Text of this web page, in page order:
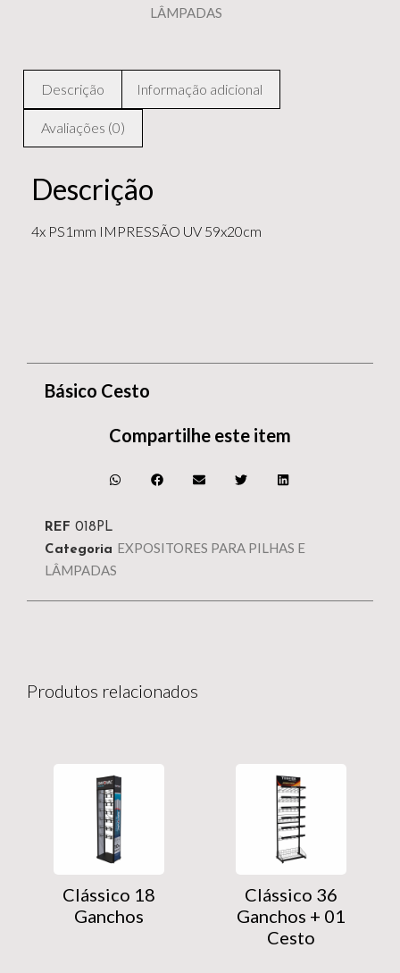
LÂMPADAS
Descrição Informação adicional
Avaliações (0)
Descrição
4x PS1mm IMPRESSÃO UV 59x20cm
Básico Cesto
Compartilhe este item
REF 018PL
Categoria EXPOSITORES PARA PILHAS E
LÂMPADAS
Produtos relacionados
Clássico 18
Ganchos
Clássico 36
Ganchos + 01
Cesto